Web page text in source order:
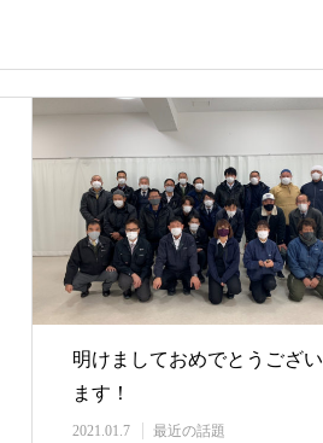
明けましておめでとうござい
ます！
2021.01.7 最近の話題